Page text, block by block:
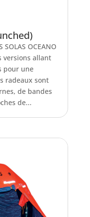
OCEANO
versions allant
pour une
radeaux sont
de bandes
de...